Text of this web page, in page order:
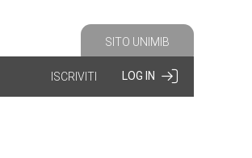
SITO UNIMIB
LOG IN
ISCRIVITI